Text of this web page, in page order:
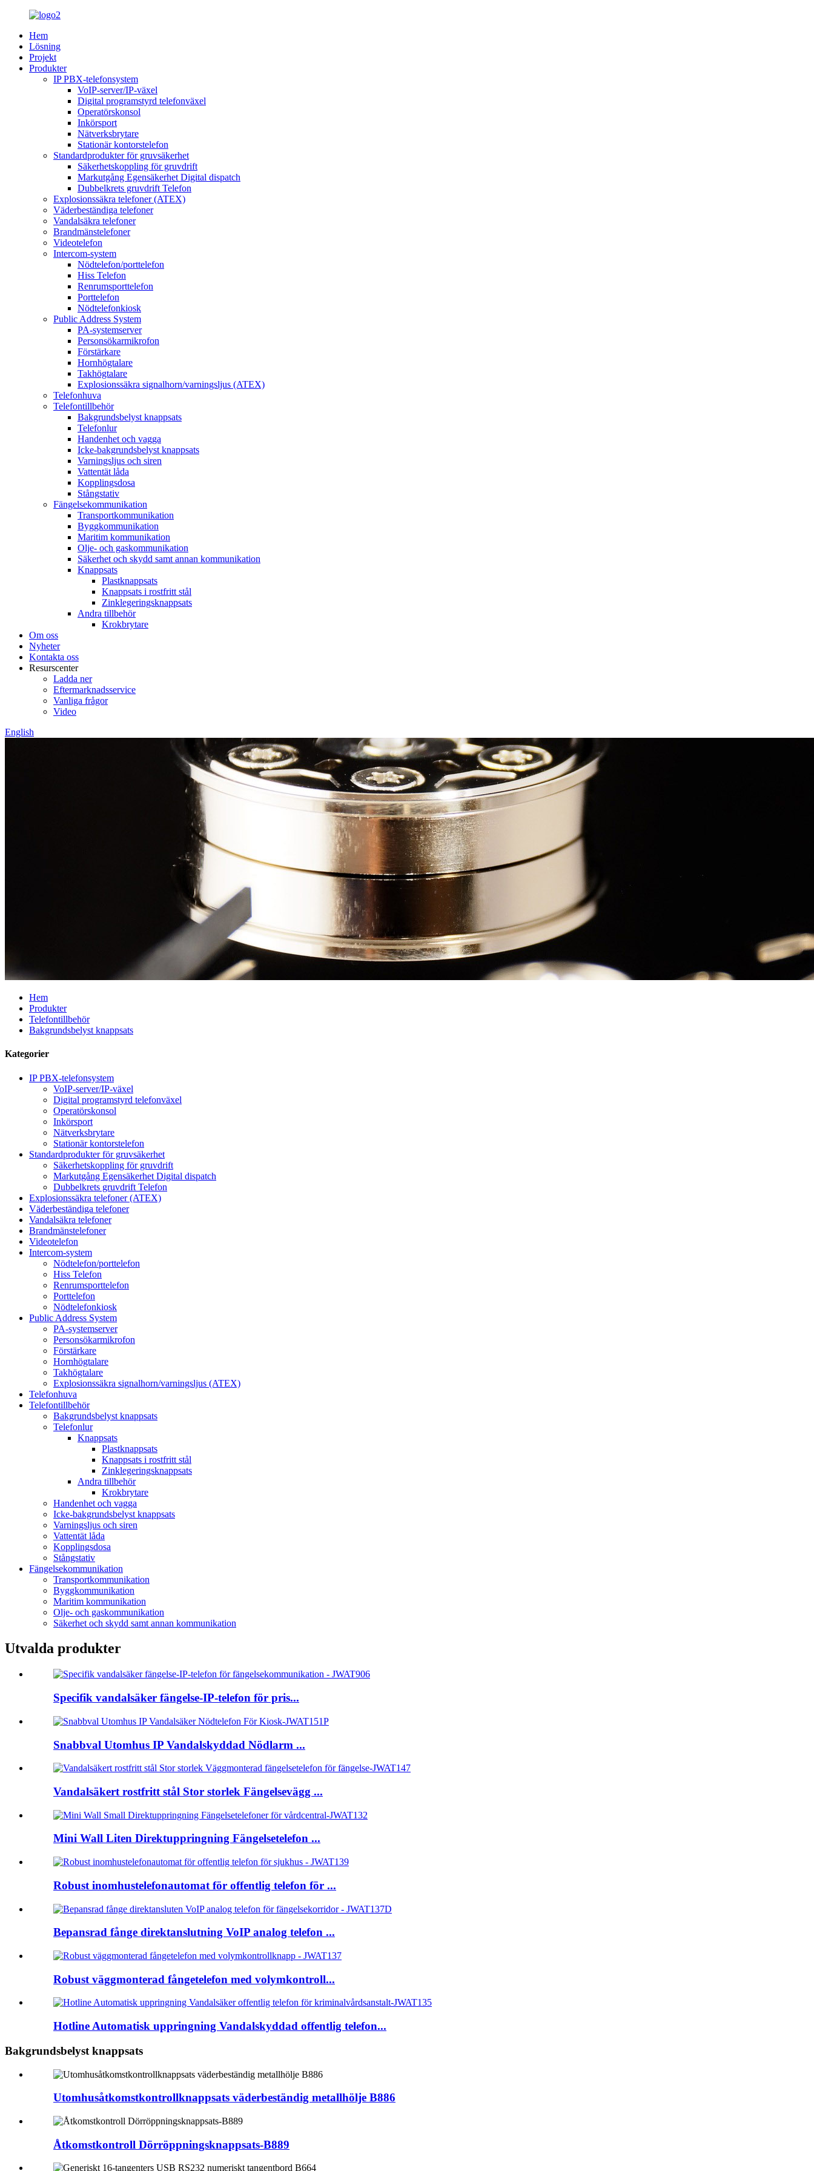
Hem
Lösning
Projekt
Produkter
IP PBX-telefonsystem
VoIP-server/IP-växel
Digital programstyrd telefonväxel
Operatörskonsol
Inkörsport
Nätverksbrytare
Stationär kontorstelefon
Standardprodukter för gruvsäkerhet
Säkerhetskoppling för gruvdrift
Markutgång Egensäkerhet Digital dispatch
Dubbelkrets gruvdrift Telefon
Explosionssäkra telefoner (ATEX)
Väderbeständiga telefoner
Vandalsäkra telefoner
Brandmänstelefoner
Videotelefon
Intercom-system
Nödtelefon/porttelefon
Hiss Telefon
Renrumsporttelefon
Porttelefon
Nödtelefonkiosk
Public Address System
PA-systemserver
Personsökarmikrofon
Förstärkare
Hornhögtalare
Takhögtalare
Explosionssäkra signalhorn/varningsljus (ATEX)
Telefonhuva
Telefontillbehör
Bakgrundsbelyst knappsats
Telefonlur
Handenhet och vagga
Icke-bakgrundsbelyst knappsats
Varningsljus och siren
Vattentät låda
Kopplingsdosa
Stångstativ
Fängelsekommunikation
Transportkommunikation
Byggkommunikation
Maritim kommunikation
Olje- och gaskommunikation
Säkerhet och skydd samt annan kommunikation
Knappsats
Plastknappsats
Knappsats i rostfritt stål
Zinklegeringsknappsats
Andra tillbehör
Krokbrytare
Om oss
Nyheter
Kontakta oss
Resurscenter
Ladda ner
Eftermarknadsservice
Vanliga frågor
Video
English
Hem
Produkter
Telefontillbehör
Bakgrundsbelyst knappsats
Kategorier
IP PBX-telefonsystem
VoIP-server/IP-växel
Digital programstyrd telefonväxel
Operatörskonsol
Inkörsport
Nätverksbrytare
Stationär kontorstelefon
Standardprodukter för gruvsäkerhet
Säkerhetskoppling för gruvdrift
Markutgång Egensäkerhet Digital dispatch
Dubbelkrets gruvdrift Telefon
Explosionssäkra telefoner (ATEX)
Väderbeständiga telefoner
Vandalsäkra telefoner
Brandmänstelefoner
Videotelefon
Intercom-system
Nödtelefon/porttelefon
Hiss Telefon
Renrumsporttelefon
Porttelefon
Nödtelefonkiosk
Public Address System
PA-systemserver
Personsökarmikrofon
Förstärkare
Hornhögtalare
Takhögtalare
Explosionssäkra signalhorn/varningsljus (ATEX)
Telefonhuva
Telefontillbehör
Bakgrundsbelyst knappsats
Telefonlur
Knappsats
Plastknappsats
Knappsats i rostfritt stål
Zinklegeringsknappsats
Andra tillbehör
Krokbrytare
Handenhet och vagga
Icke-bakgrundsbelyst knappsats
Varningsljus och siren
Vattentät låda
Kopplingsdosa
Stångstativ
Fängelsekommunikation
Transportkommunikation
Byggkommunikation
Maritim kommunikation
Olje- och gaskommunikation
Säkerhet och skydd samt annan kommunikation
Utvalda produkter
Specifik vandalsäker fängelse-IP-telefon för pris...
Snabbval Utomhus IP Vandalskyddad Nödlarm ...
Vandalsäkert rostfritt stål Stor storlek Fängelsevägg ...
Mini Wall Liten Direktuppringning Fängelsetelefon ...
Robust inomhustelefonautomat för offentlig telefon för ...
Bepansrad fånge direktanslutning VoIP analog telefon ...
Robust väggmonterad fångetelefon med volymkontroll...
Hotline Automatisk uppringning Vandalskyddad offentlig telefon...
Bakgrundsbelyst knappsats
Utomhusåtkomstkontrollknappsats väderbeständig metallhölje B886
Åtkomstkontroll Dörröppningsknappsats-B889